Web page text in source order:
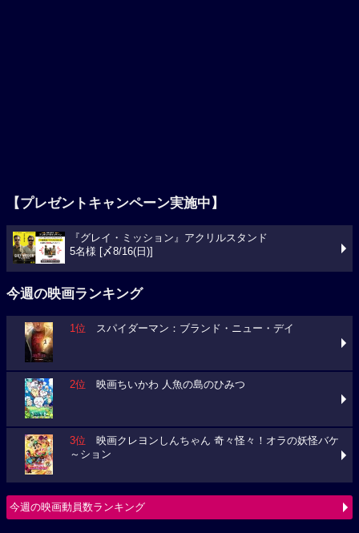
【プレゼントキャンペーン実施中】
『グレイ・ミッション』アクリルスタンド
5名様 [〆8/16(日)]
今週の映画ランキング
1位 スパイダーマン：ブランド・ニュー・デイ
2位 映画ちいかわ 人魚の島のひみつ
3位 映画クレヨンしんちゃん 奇々怪々！オラの妖怪バケ
～ション
今週の映画動員数ランキング